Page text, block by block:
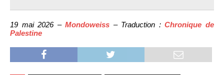
19 mai 2026 –Mondoweiss – Traduction :Chronique de
Palestine